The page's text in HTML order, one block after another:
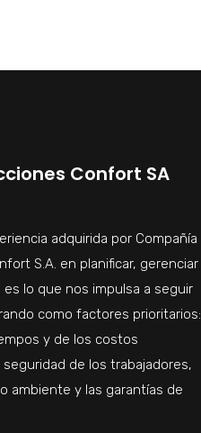
Confort SA
adquirida por Compañía
S.A. en planificar, gerenciar
lo que nos impulsa a seguir
como factores prioritarios:
y de los costos
de los trabajadores,
ambiente y las garantías de